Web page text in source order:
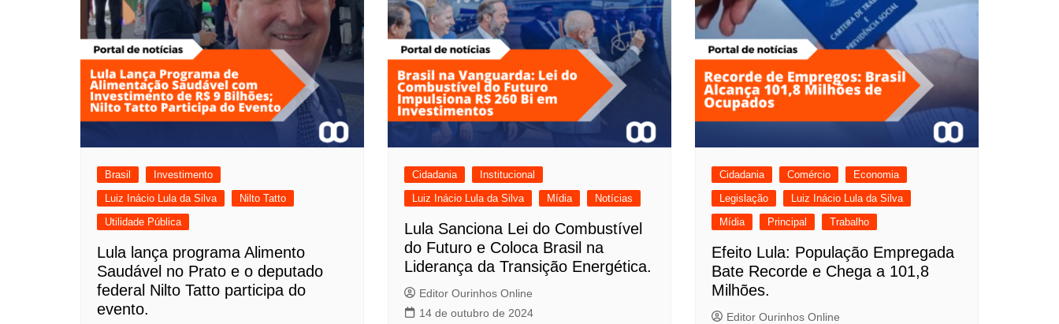
Brasil
Investimento
Luiz Inácio Lula da Silva
Nilto Tatto
Utilidade Pública
Lula lança programa Alimento
Saudável no Prato e o deputado
federal Nilto Tatto participa do
evento.
Cidadania
Institucional
Luiz Inácio Lula da Silva
Mídia Notícias
Lula Sanciona Lei do Combustível
do Futuro e Coloca Brasil na
Liderança da Transição Energética.
Editor Ourinhos Online
14 de outubro de 2024
Cidadania Comércio
Economia
Legislação
Luiz Inácio Lula da Silva
Mídia
Principal Trabalho
Efeito Lula: População Empregada
Bate Recorde e Chega a 101,8
Milhões.
Editor Ourinhos Online